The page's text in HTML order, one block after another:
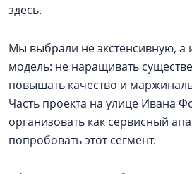
здесь.
Мы выбрали не экстенсивную, а
модель: не наращивать
повышать качество и
Часть проекта на улице Ивана
организовать как сервисный
попробовать этот сегмент.